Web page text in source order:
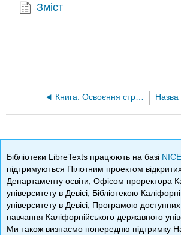
Зміст
Книга: Освоєння стратегічного управління Назва
Бібліотеки LibreTexts працюють на базі
підтримуються Пілотним проектом
Департаменту освіти, Офісом проректора
університету в Девісі, Бібліотекою
університету в Девісі, Програмою
навчання Каліфорнійського державного
Ми також визнаємо попередню підтримку